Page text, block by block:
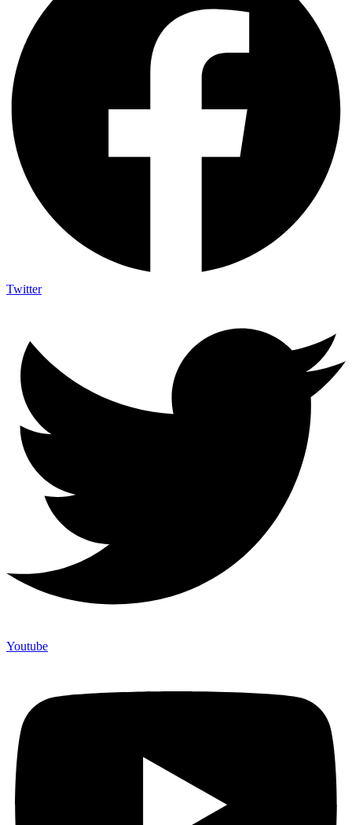
Twitter
Youtube